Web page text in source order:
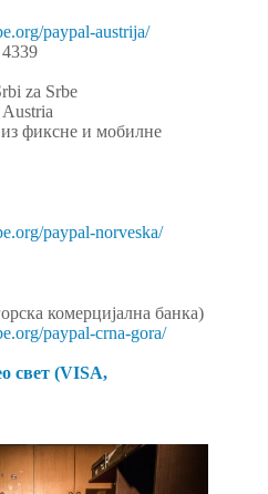
paypal-austrija/
za Srbe
фиксне и мобилне
paypal-norveska/
комерцијална банка)
paypal-crna-gora/
свет (VISA,